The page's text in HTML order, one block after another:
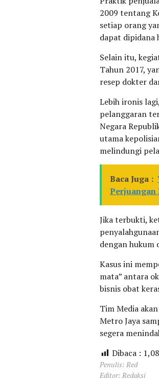
2009 tentang
setiap orang
dapat dipidana
Selain itu,
Tahun 2017,
resep dokter
Lebih ironis
pelanggaran
Negara
utama
melindungi
Baca Juga :
Perjuangan
Jika terbukti,
dengan hukum
Kasus ini
mata” antara
bisnis obat
Tim Media
Metro Jaya
segera
Dibaca :
Penulis: Red
Editor: Redaksi